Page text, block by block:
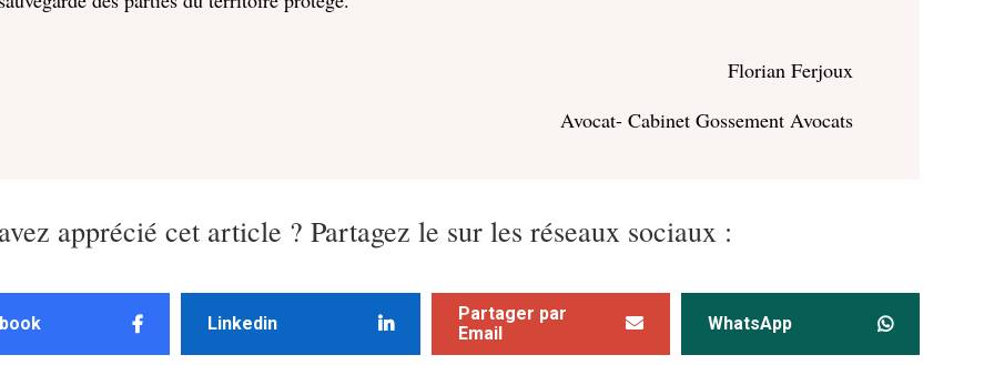
Florian Ferjoux
Avocat- Cabinet Gossement Avocats
apprécié cet article ? Partagez le sur les réseaux sociaux :
Linkedin
Partager par
Email
WhatsApp